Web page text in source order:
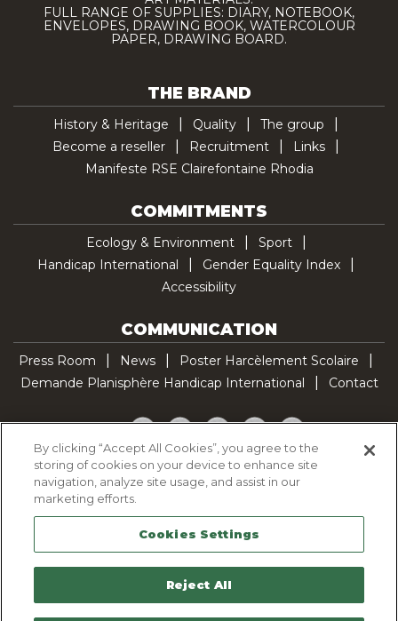
FULL RANGE OF SUPPLIES: DIARY, NOTEBOOK,
ENVELOPES, DRAWING BOOK, WATERCOLOUR
PAPER, DRAWING BOARD.
THE BRAND
History & Heritage Quality
The group
Become a reseller
Recruitment
Links
Manifeste RSE Clairefontaine Rhodia
COMMITMENTS
Ecology & Environment
Sport
Handicap International
Gender Equality Index
Accessibility
COMMUNICATION
Press Room News
Poster Harcèlement Scolaire
Demande Planisphère Handicap International
Contact
Facebook
TwitterYouTubePinterestTikTok
Cookie Policy
Legal Notice
Sitemap
Contactez-nous
By clicking “Accept All Cookies”, you agree to the
storing of cookies on your device to enhance site
navigation, analyze site usage, and assist in our
marketing efforts.
Cookies Settings
Reject All